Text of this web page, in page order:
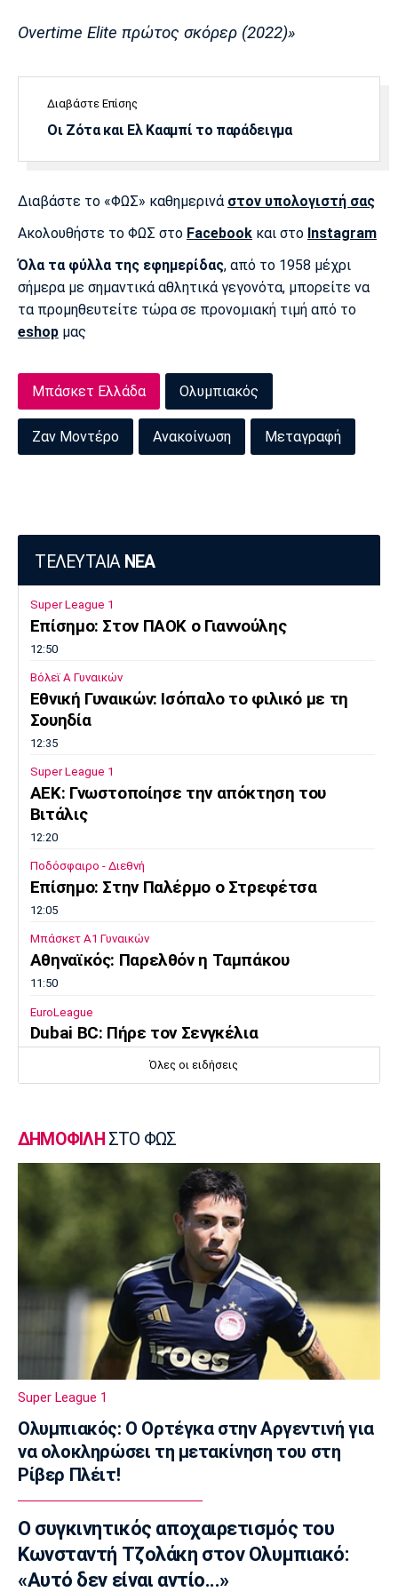
Overtime Elite πρώτος σκόρερ (2022)»
Διαβάστε Επίσης
Οι Ζότα και Ελ Κααμπί το παράδειγμα
Διαβάστε το «ΦΩΣ» καθημερινά στον υπολογιστή σας
Ακολουθήστε το ΦΩΣ στο Facebook και στο Instagram
Όλα τα φύλλα της εφημερίδας, από το 1958 μέχρι
σήμερα με σημαντικά αθλητικά γεγονότα, μπορείτε να
τα προμηθευτείτε τώρα σε προνομιακή τιμή από το
eshop μας
Μπάσκετ Ελλάδα Ολυμπιακός
Ζαν Μοντέρο Ανακοίνωση Μεταγραφή
ΤΕΛΕΥΤΑΙΑ ΝΕΑ
Super League 1
Επίσημο: Στον ΠΑΟΚ ο Γιαννούλης
12:50
Βόλεϊ Α Γυναικών
Εθνική Γυναικών: Ισόπαλο το φιλικό με τη
Σουηδία
12:35
Super League 1
ΑΕΚ: Γνωστοποίησε την απόκτηση του
Βιτάλις
12:20
Ποδόσφαιρο - Διεθνή
Επίσημο: Στην Παλέρμο ο Στρεφέτσα
12:05
Μπάσκετ Α1 Γυναικών
Αθηναϊκός: Παρελθόν η Ταμπάκου
11:50
EuroLeague
Dubai BC: Πήρε τον Σενγκέλια
Στίβος
δέκατος στον τελικό, ρεκόρ και πρόκριση
για τη Σαμολοδά
Ποδόσφαιρο - Εθνικές Ομάδες
FIFA: Η «συγγνώμη» προς τις 211
ομοσπονδίες και η στήριξη σε Ινφαντίνο
Παρασκήνιο
Όταν ο Στραβίνσκι διασκέδαζε με τη
μουσική του Τσάρλι Πάρκερ
Ο Γουόκερ επέστρεψε στο ΝΒΑ
10:50
EuroLeague
Χάποελ Τελ Αβίβ: Ανακοίνωσε τον
Μπουρντιλόν
10:35
EuroLeague
Χεζόνια: Το «αντίο» στη Ρεάλ Μαδρίτης
Όλες οι ειδήσεις
ΔΗΜΟΦΙΛΗ ΣΤΟ ΦΩΣ
Super League 1
Ολυμπιακός: Ο Ορτέγκα στην Αργεντινή για
να ολοκληρώσει τη μετακίνηση του στη
Ρίβερ Πλέιτ!
Ο συγκινητικός αποχαιρετισμός του
Κωνσταντή Τζολάκη στον Ολυμπιακό:
«Αυτό δεν είναι αντίο...»